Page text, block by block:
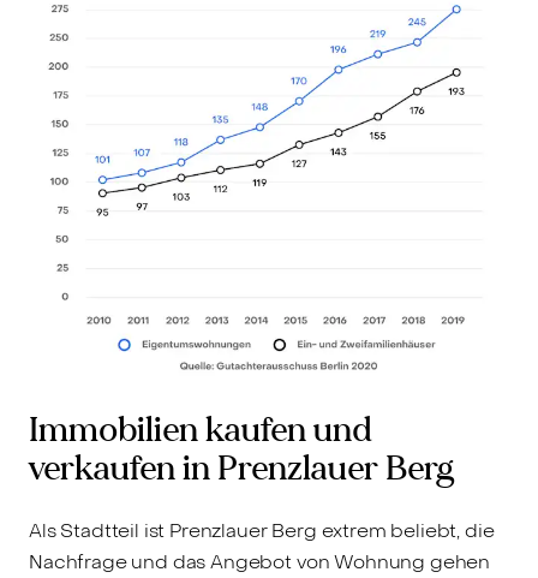
Immobilien kaufen und
verkaufen in Prenzlauer Berg
Als Stadtteil ist Prenzlauer Berg extrem beliebt, die
Nachfrage und das Angebot von Wohnung gehen